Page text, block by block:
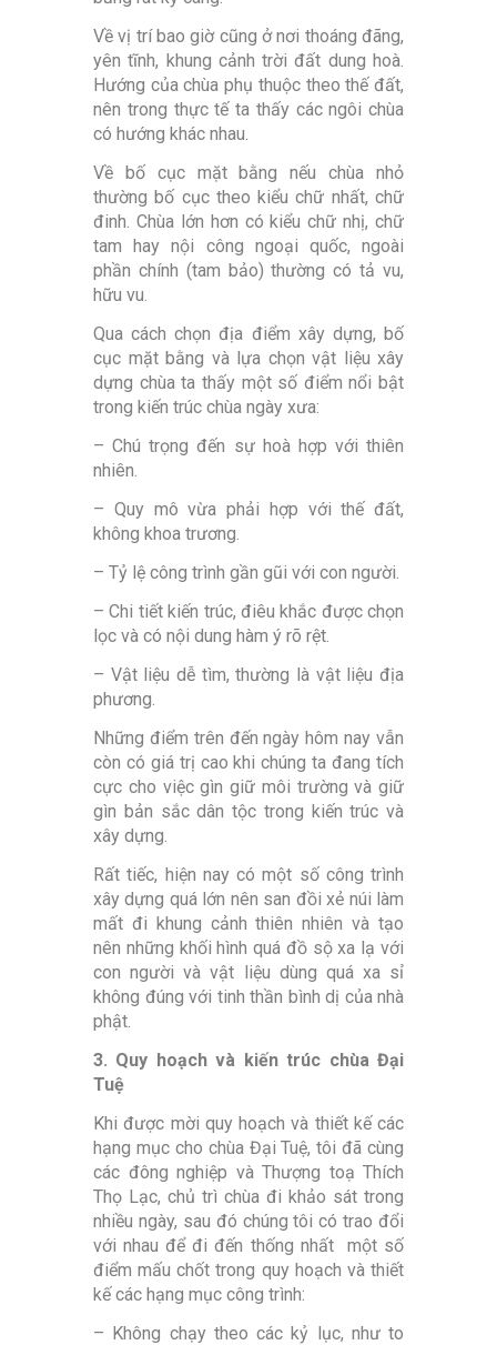
Về vị trí bao giờ cũng ở nơi thoáng đãng,
yên tĩnh, khung cảnh trời đất dung hoà.
Hướng của chùa phụ thuộc theo thế đất,
nên trong thực tế ta thấy các ngôi chùa
có hướng khác nhau.
Về bố cục mặt bằng nếu chùa nhỏ
thường bố cục theo kiểu chữ nhất, chữ
đinh. Chùa lớn hơn có kiểu chữ nhị, chữ
tam hay nội công ngoại quốc, ngoài
phần chính (tam bảo) thường có tả vu,
hữu vu.
Qua cách chọn địa điểm xây dựng, bố
cục mặt bằng và lựa chọn vật liệu xây
dựng chùa ta thấy một số điểm nổi bật
trong kiến trúc chùa ngày xưa:
– Chú trọng đến sự hoà hợp với thiên
nhiên.
– Quy mô vừa phải hợp với thế đất,
không khoa trương.
– Tỷ lệ công trình gần gũi với con người.
– Chi tiết kiến trúc, điêu khắc được chọn
lọc và có nội dung hàm ý rõ rệt.
– Vật liệu dễ tìm, thường là vật liệu địa
phương.
Những điểm trên đến ngày hôm nay vẫn
còn có giá trị cao khi chúng ta đang tích
cực cho việc gìn giữ môi trường và giữ
gìn bản sắc dân tộc trong kiến trúc và
xây dựng.
Rất tiếc, hiện nay có một số công trình
xây dựng quá lớn nên san đồi xẻ núi làm
mất đi khung cảnh thiên nhiên và tạo
nên những khối hình quá đồ sộ xa lạ với
con người và vật liệu dùng quá xa sỉ
không đúng với tinh thần bình dị của nhà
phật.
3. Quy hoạch và kiến trúc chùa Đại
Tuệ
Khi được mời quy hoạch và thiết kế các
hạng mục cho chùa Đại Tuệ, tôi đã cùng
các đông nghiệp và Thượng toạ Thích
Thọ Lạc, chủ trì chùa đi khảo sát trong
nhiều ngày, sau đó chúng tôi có trao đổi
với nhau để đi đến thống nhất một số
điểm mấu chốt trong quy hoạch và thiết
kế các hạng mục công trình:
– Không chạy theo các kỷ lục, như to